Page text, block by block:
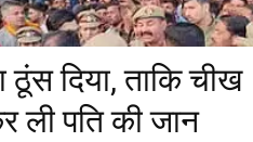
ठूंस दिया, ताकि चीख
ली पति की जान